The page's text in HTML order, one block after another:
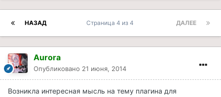
НАЗАД ДАЛЕЕ
Страница 4 из 4
Aurora
Опубликовано 21 июня, 2014
Возникла интересная мысль на тему плагина для